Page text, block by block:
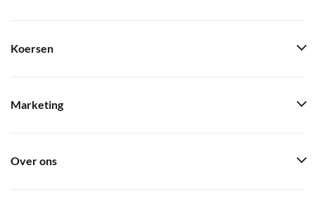
Koersen
Marketing
Over ons